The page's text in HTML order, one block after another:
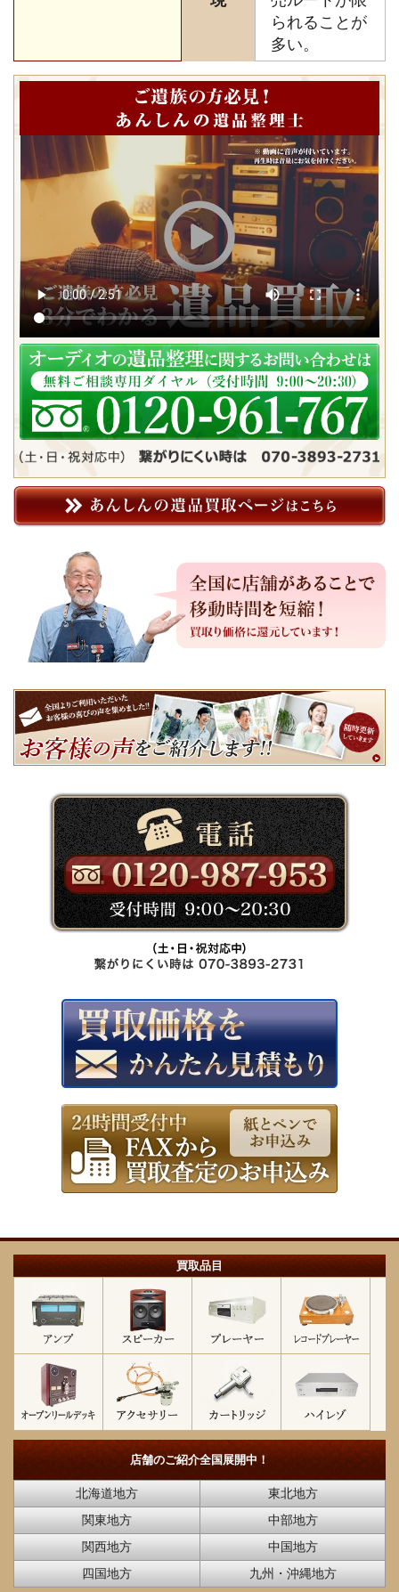
られることが
多い。
買取品目
店舗のご紹介全国展開中！
北海道地方
東北地方
関東地方
中部地方
関西地方
中国地方
四国地方
九州・沖縄地方